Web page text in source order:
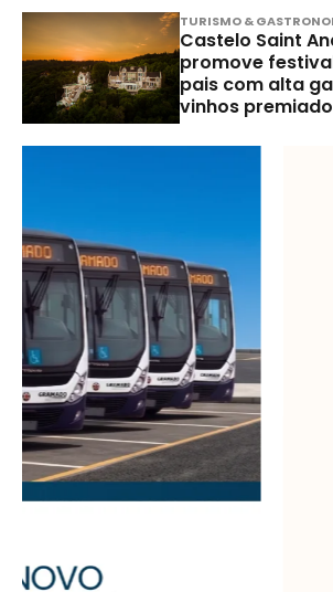
TURISMO &
Castelo Saint
promove
pais com alta
vinhos